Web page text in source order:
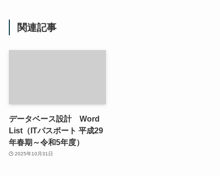
関連記事
データベース設計 Word
List（ITパスポート 平成29
年春期～令和5年度）
2025年10月31日